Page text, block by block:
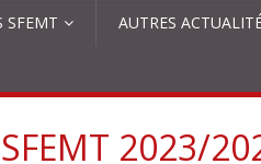
SFEMT AUTRES
2023/